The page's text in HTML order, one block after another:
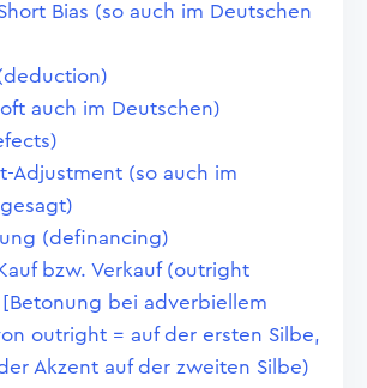
Bias (so auch im Deutschen
auch im Deutschen)
Adjustment (so auch im
(definancing)
bzw. Verkauf (outright
bei adverbiellem
outright = auf der ersten Silbe,
Akzent auf der zweiten Silbe)